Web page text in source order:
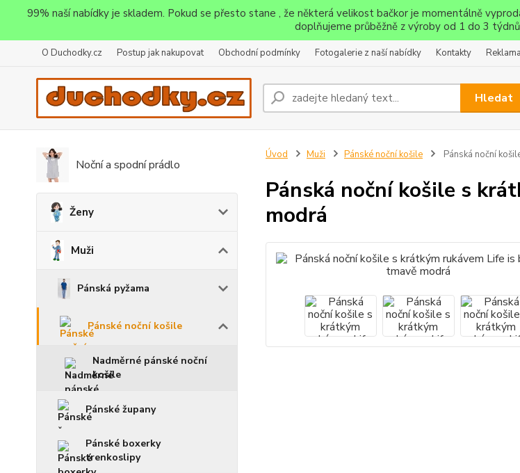
99% naší nabídky je skladem. Pokud se přesto stane , že některá velikost bačkor je momentálně
doplňujeme průběžně z výroby od 1 do 3
O Duchodky.cz Postup jak nakupovat Obchodní podmínky Fotogalerie z naší nabídky Kontakty
Hledat
Noční a spodní prádlo
Ženy
Muži
Pánská pyžama
Pánské noční košile
Nadměrné pánské noční
košile
Pánské župany
Pánské boxerky
trenkoslipy
Úvod Muži Pánské noční košile Pánská noční
Pánská noční košile s
modrá